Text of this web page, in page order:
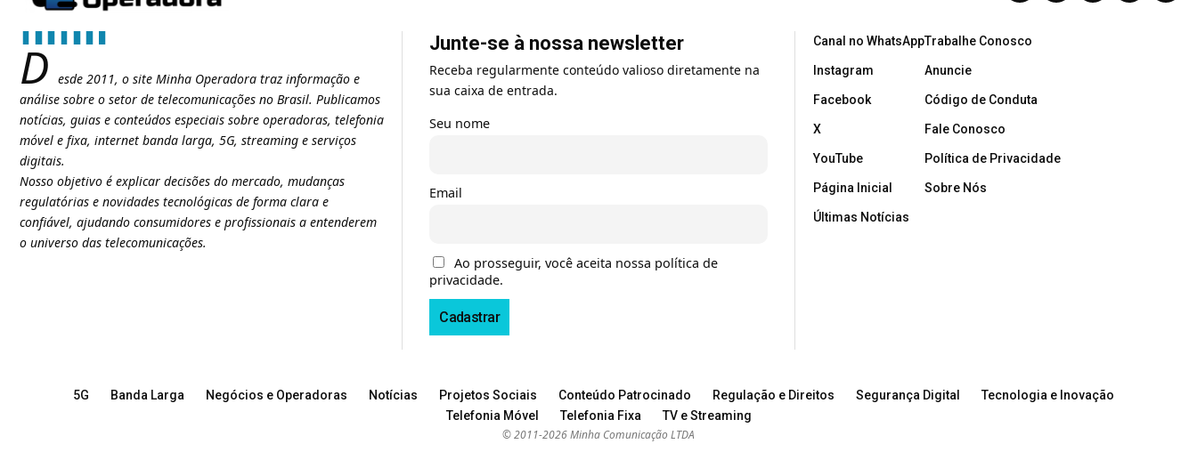
D esde 2011, o site Minha Operadora traz informação e
análise sobre o setor de telecomunicações no Brasil. Publicamos
notícias, guias e conteúdos especiais sobre operadoras, telefonia
móvel e fixa, internet banda larga, 5G, streaming e serviços
digitais.
Nosso objetivo é explicar decisões do mercado, mudanças
regulatórias e novidades tecnológicas de forma clara e
confiável, ajudando consumidores e profissionais a entenderem
o universo das telecomunicações.
Junte-se à nossa newsletter
Receba regularmente conteúdo valioso diretamente na
sua caixa de entrada.
Seu nome
Email
Ao prosseguir, você aceita nossa política de
privacidade.
Canal no WhatsApp
Instagram
Facebook
X
YouTube
Página Inicial
Últimas Notícias
Trabalhe Conosco
Anuncie
Código de Conduta
Fale Conosco
Política de Privacidade
Sobre Nós
5G Banda Larga Negócios e Operadoras Notícias Projetos Sociais Conteúdo Patrocinado Regulação e Direitos Segurança Digital
Tecnologia e Inovação
Telefonia Móvel
Telefonia Fixa TV e Streaming
© 2011-2026 Minha Comunicação LTDA